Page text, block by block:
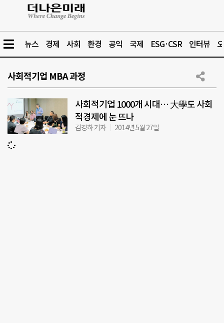
뉴스 경제 사회 환경 공익 국제 ESG·CSR 인터뷰
사회적기업 MBA 과정
사회적기업 1000개 시대… 大學도 사회
적경제에 눈 뜨나
김경하 기자 2014년 5월 27일